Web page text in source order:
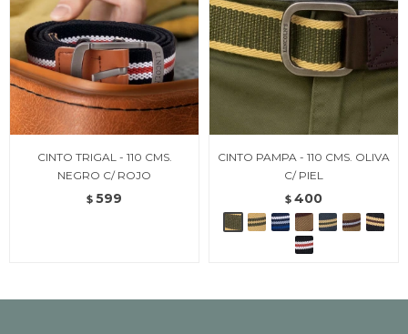
CINTO TRIGAL - 110 CMS.
NEGRO C/ ROJO
$ 599
CINTO PAMPA - 110 CMS. OLIVA
C/ PIEL
$ 400